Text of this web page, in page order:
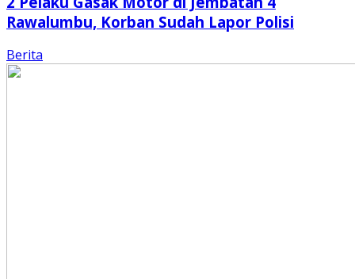
Rawalumbu, Korban Sudah Lapor Polisi
Berita